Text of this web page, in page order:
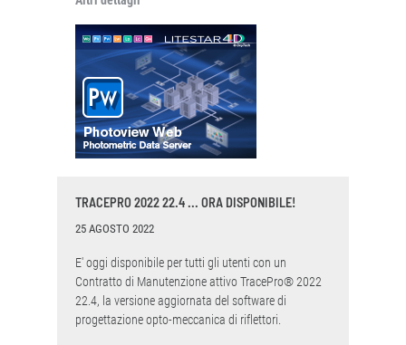
TRACEPRO 2022 22.4 ... ORA DISPONIBILE!
25 AGOSTO 2022
E' oggi disponibile per tutti gli utenti con un
Contratto di Manutenzione attivo TracePro® 2022
22.4, la versione aggiornata del software di
progettazione opto-meccanica di riflettori.